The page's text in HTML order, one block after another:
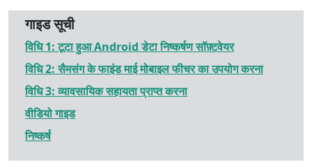
गाइड सूची
विधि 1: टूटा हुआ Android डेटा निष्कर्षण सॉफ़्टवेयर
विधि 2: सैमसंग के फाइंड माई मोबाइल फीचर का उपयोग करना
विधि 3: व्यावसायिक सहायता प्राप्त करना
वीडियो गाइड
निष्कर्ष